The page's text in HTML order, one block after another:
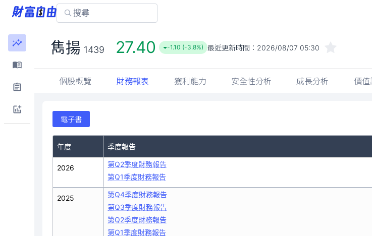
雋揚 1439 27.40 -1.10 (-3.8%) 最近更新時間： 2026/08/07 05:30
個股概覽 財務報表 獲利能力 安全性分析 成長分析 價
電子書
年度 季度報告
2026
2025
第Q2季度財務報告
第Q1季度財務報告
第Q4季度財務報告
第Q3季度財務報告
第Q2季度財務報告
第Q1季度財務報告